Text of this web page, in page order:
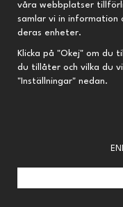
Mühle Traditional
våra webbplatser
samlar vi in information
deras enheter.
Klicka på "Okej" om du
du tillåter och vilka du
"Inställningar" nedan.